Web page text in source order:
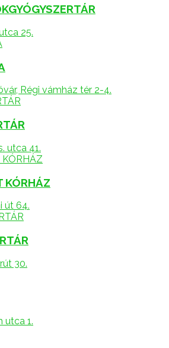
25.
Régi vámház tér 2-4.
utca 41.
KÓRHÁZ
út 64.
30.
utca 1.